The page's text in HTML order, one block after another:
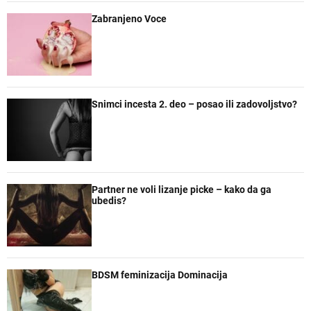
Zabranjeno Voce
Snimci incesta 2. deo – posao ili zadovoljstvo?
Partner ne voli lizanje picke – kako da ga
ubedis?
BDSM feminizacija Dominacija